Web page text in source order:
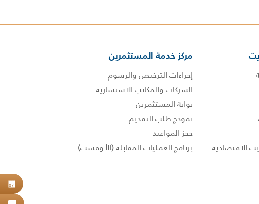
مركز خدمة المستثمرين
إجراءات الترخيص والرسوم
الشركات والمكاتب الاستشارية
بوابة المستثمرين
نموذج طلب التقديم
حجز المواعيد
برنامج العمليات المقابلة (الأوفست)
07